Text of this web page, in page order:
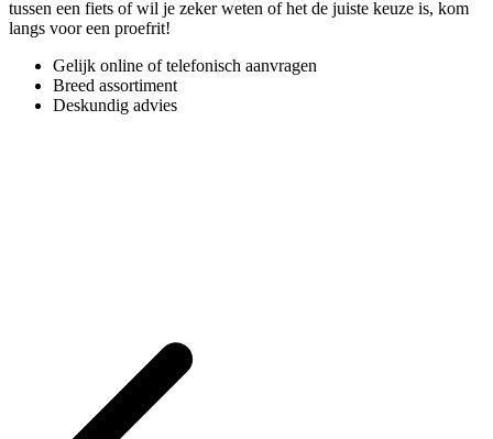
tussen een fiets of wil je zeker weten of het de juiste keuze is, kom
langs voor een proefrit!
Gelijk online of telefonisch aanvragen
Breed assortiment
Deskundig advies